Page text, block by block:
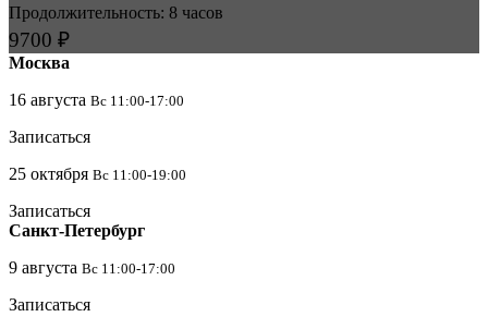
Продолжительность: 8 часов
9700 ₽
Москва
16 августа Вс 11 :00-17:00
Записаться
25 октября Вс 11 :00-19:00
Записаться
Санкт-Петербург
9 августа Вс 11 :00-17:00
Записаться